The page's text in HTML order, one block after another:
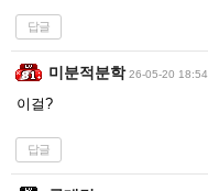
답글
미분적분학 26-05-20 18:54
이걸?
답글